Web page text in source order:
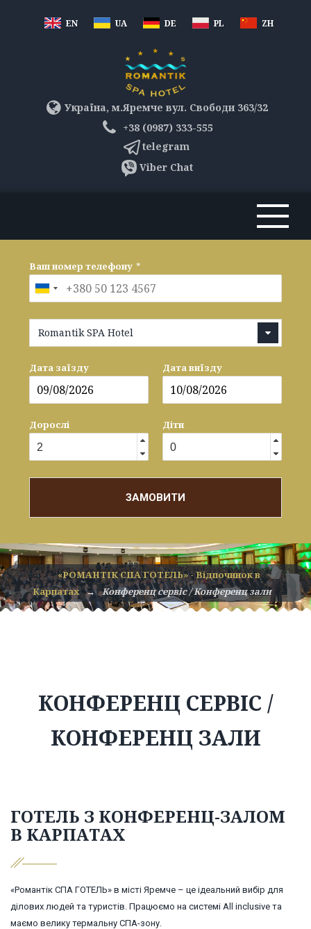
EN UA DE PL ZH
Україна, м.Яремче вул. Свободи 363/32
+38 (0987) 333-555
telegram
Viber Chat
Ваш номер телефону *
Romantik SPA Hotel
Дата заїзду Дата виїзду
Дорослі Діти
ЗАМОВИТИ
«РОМАНТІК СПА ГОТЕЛЬ» - Відпочинок в
Карпатах → Конференц сервіс / Конференц зали
КОНФЕРЕНЦ СЕРВІС /
КОНФЕРЕНЦ ЗАЛИ
ГОТЕЛЬ З КОНФЕРЕНЦ-ЗАЛОМ
В КАРПАТАХ
«Романтік СПА ГОТЕЛЬ» в місті Яремче – це ідеальний вибір для
ділових людей та туристів. Працюємо на системі All inclusive та
маємо велику термальну СПА-зону.